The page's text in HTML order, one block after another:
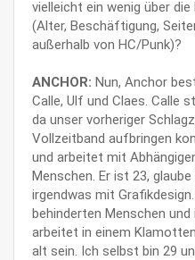
vielleicht ein wenig über
(Alter, Beschäftigung,
außerhalb von HC/Punk)?
ANCHOR: Nun, Anchor
Calle, Ulf und Claes. Calle
da unser vorheriger
Vollzeitband aufbringen
und arbeitet mit
Menschen. Er ist 23,
irgendwas mit
behinderten Menschen
arbeitet in einem
alt sein. Ich selbst bin 29